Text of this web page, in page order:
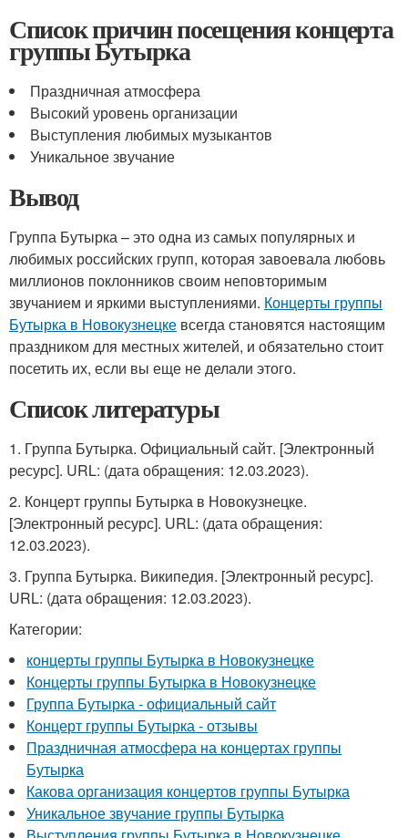
Список причин посещения концерта
группы Бутырка
Праздничная атмосфера
Высокий уровень организации
Выступления любимых музыкантов
Уникальное звучание
Вывод
Группа Бутырка – это одна из самых популярных и
любимых российских групп, которая завоевала любовь
миллионов поклонников своим неповторимым
звучанием и яркими выступлениями. Концерты группы
Бутырка в Новокузнецке всегда становятся настоящим
праздником для местных жителей, и обязательно стоит
посетить их, если вы еще не делали этого.
Список литературы
1. Группа Бутырка. Официальный сайт. [Электронный
ресурс]. URL: (дата обращения: 12.03.2023).
2. Концерт группы Бутырка в Новокузнецке.
[Электронный ресурс]. URL: (дата обращения:
12.03.2023).
3. Группа Бутырка. Википедия. [Электронный ресурс].
URL: (дата обращения: 12.03.2023).
Категории:
концерты группы Бутырка в Новокузнецке
Концерты группы Бутырка в Новокузнецке
Группа Бутырка - официальный сайт
Концерт группы Бутырка - отзывы
Праздничная атмосфера на концертах группы
Бутырка
Какова организация концертов группы Бутырка
Уникальное звучание группы Бутырка